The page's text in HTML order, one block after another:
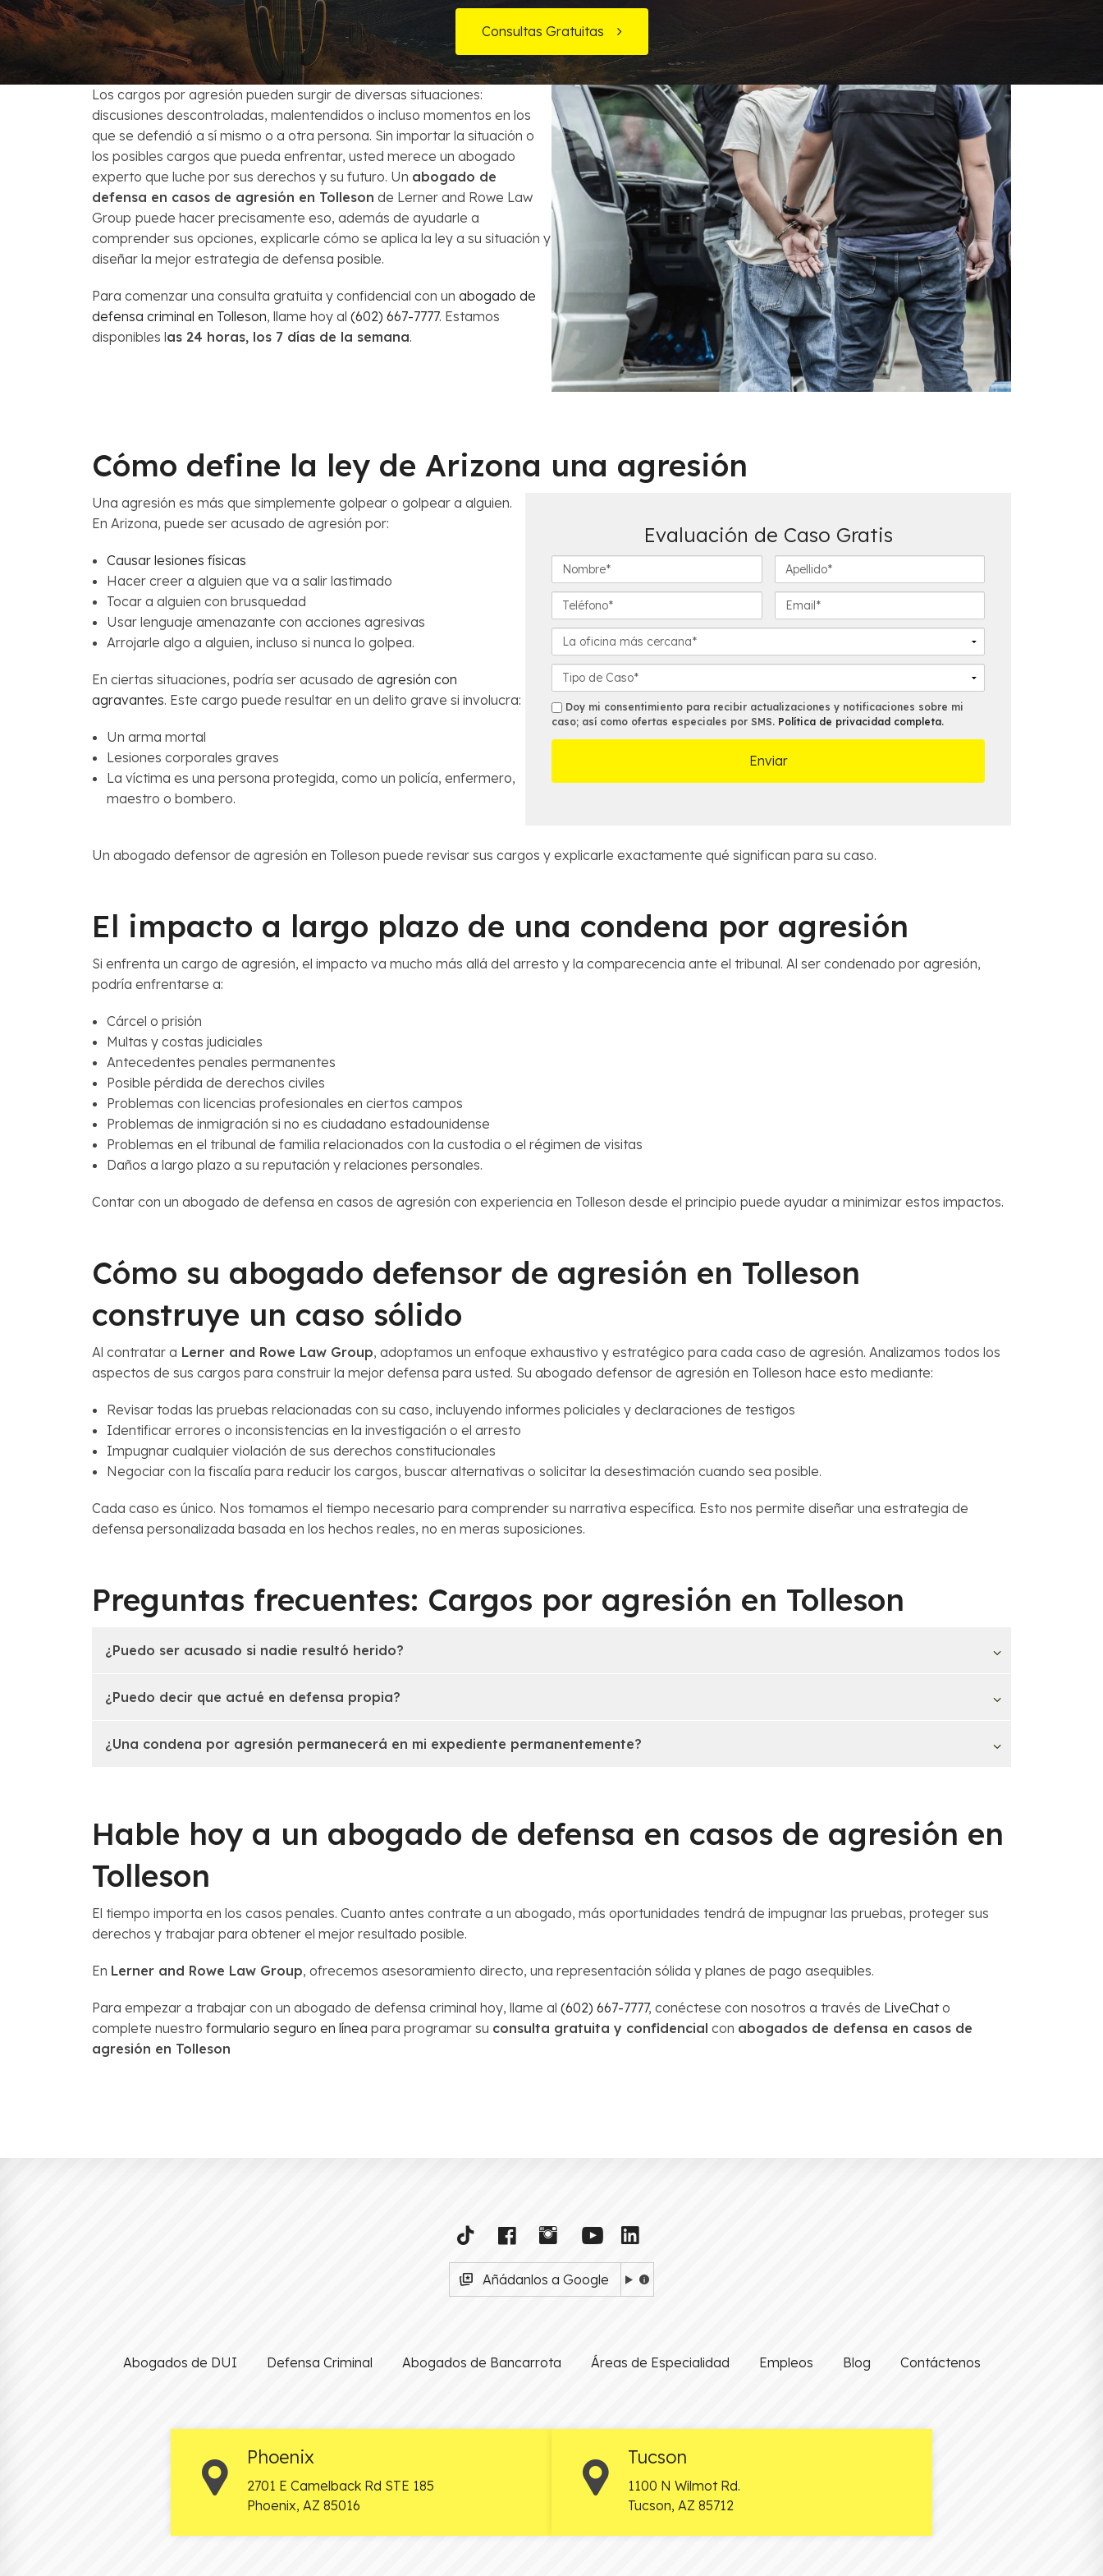
Preguntas Frecuentes¿Es la bancarrota es lo mejor para mi?
Préstamos de Auto y la Bancarrota
Modificación de Préstamo Hipotecario
Cómo Evitar el Embargo
Impuestos en casos de Bancarrota
Violencia Doméstica
Consultas Gratuitas
Los cargos por agresión pueden surgir de diversas situaciones:
discusiones descontroladas, malentendidos o incluso momentos en los
que se defendió a sí mismo o a otra persona. Sin importar la situación o
los posibles cargos que pueda enfrentar, usted merece un abogado
experto que luche por sus derechos y su futuro. Un abogado de
defensa en casos de agresión en Tolleson de Lerner and Rowe Law
Group puede hacer precisamente eso, además de ayudarle a
comprender sus opciones, explicarle cómo se aplica la ley a su situación y
diseñar la mejor estrategia de defensa posible.
Para comenzar una consulta gratuita y confidencial con un abogado de
defensa criminal en Tolleson, llame hoy al (602) 667-7777. Estamos
disponibles las 24 horas, los 7 días de la semana.
Cómo define la ley de Arizona una agresión
Una agresión es más que simplemente golpear o golpear a alguien.
En Arizona, puede ser acusado de agresión por:
Causar lesiones físicas
Hacer creer a alguien que va a salir lastimado
Tocar a alguien con brusquedad
Usar lenguaje amenazante con acciones agresivas
Arrojarle algo a alguien, incluso si nunca lo golpea.
En ciertas situaciones, podría ser acusado de agresión con
agravantes. Este cargo puede resultar en un delito grave si involucra:
Un arma mortal
Lesiones corporales graves
La víctima es una persona protegida, como un policía, enfermero,
maestro o bombero.
Evaluación de Caso Gratis
o
m
r
*
p
e
l
d
e
l
f
n
o
*
m
a
l
a
o
i
c
i
e
n
*
e
t
a
l
C
*
s
m
s
Doy mi consentimiento para recibir actualizaciones y notificaciones sobre mi
caso; así como ofertas especiales por SMS. Política de privacidad completa.
Un abogado defensor de agresión en Tolleson puede revisar sus cargos y explicarle exactamente qué significan para su caso.
El impacto a largo plazo de una condena por agresión
Si enfrenta un cargo de agresión, el impacto va mucho más allá del arresto y la comparecencia ante el tribunal. Al ser condenado por agresión,
podría enfrentarse a:
Cárcel o prisión
Multas y costas judiciales
Antecedentes penales permanentes
Posible pérdida de derechos civiles
Problemas con licencias profesionales en ciertos campos
Problemas de inmigración si no es ciudadano estadounidense
Problemas en el tribunal de familia relacionados con la custodia o el régimen de visitas
Daños a largo plazo a su reputación y relaciones personales.
Contar con un abogado de defensa en casos de agresión con experiencia en Tolleson desde el principio puede ayudar a minimizar estos impactos.
Cómo su abogado defensor de agresión en Tolleson
construye un caso sólido
Al contratar a Lerner and Rowe Law Group, adoptamos un enfoque exhaustivo y estratégico para cada caso de agresión. Analizamos todos los
aspectos de sus cargos para construir la mejor defensa para usted. Su abogado defensor de agresión en Tolleson hace esto mediante:
Revisar todas las pruebas relacionadas con su caso, incluyendo informes policiales y declaraciones de testigos
Identificar errores o inconsistencias en la investigación o el arresto
Impugnar cualquier violación de sus derechos constitucionales
Negociar con la fiscalía para reducir los cargos, buscar alternativas o solicitar la desestimación cuando sea posible.
Cada caso es único. Nos tomamos el tiempo necesario para comprender su narrativa específica. Esto nos permite diseñar una estrategia de
defensa personalizada basada en los hechos reales, no en meras suposiciones.
Preguntas frecuentes: Cargos por agresión en Tolleson
¿Puedo ser acusado si nadie resultó herido?
¿Puedo decir que actué en defensa propia?
¿Una condena por agresión permanecerá en mi expediente permanentemente?
Hable hoy a un abogado de defensa en casos de agresión en
Tolleson
El tiempo importa en los casos penales. Cuanto antes contrate a un abogado, más oportunidades tendrá de impugnar las pruebas, proteger sus
derechos y trabajar para obtener el mejor resultado posible.
En Lerner and Rowe Law Group, ofrecemos asesoramiento directo, una representación sólida y planes de pago asequibles.
Para empezar a trabajar con un abogado de defensa criminal hoy, llame al (602) 667-7777, conéctese con nosotros a través de LiveChato
complete nuestro formulario seguro en línea para programar su consulta gratuita y confidencial con abogados de defensa en casos de
agresión en Tolleson
Añádanlos a Google
Abogados de DUI Defensa Criminal Abogados de Bancarrota Áreas de Especialidad Empleos Blog Contáctenos
Phoenix
2701 E Camelback Rd STE 185
Phoenix, AZ 85016
Tucson
1100 N Wilmot Rd.
Tucson, AZ 85712